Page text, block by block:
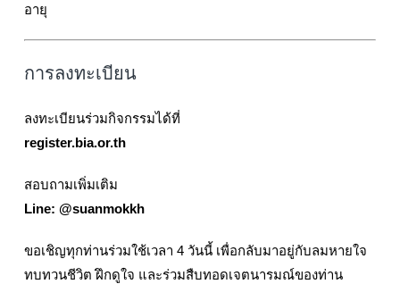
อายุ
การลงทะเบียน
ลงทะเบียนร่วมกิจกรรมได้ที่
register.bia.or.th
สอบถามเพิ่มเติม
Line: @suanmokkh
ขอเชิญทุกท่านร่วมใช้เวลา 4 วันนี้ เพื่อกลับมาอยู่กับลมหายใจ
ทบทวนชีวิต ฝึกดูใจ และร่วมสืบทอดเจตนารมณ์ของท่าน